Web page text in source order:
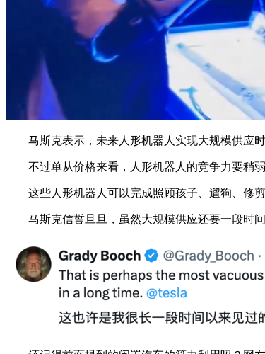
马斯克表示，未来人形机器人实现大规模供应时
不过单从价格来看，人形机器人的竞争力要稍弱
这些人形机器人可以完成照顾孩子、遛狗、修剪
马斯克信誓旦旦，虽然大规模供应还要一段时间